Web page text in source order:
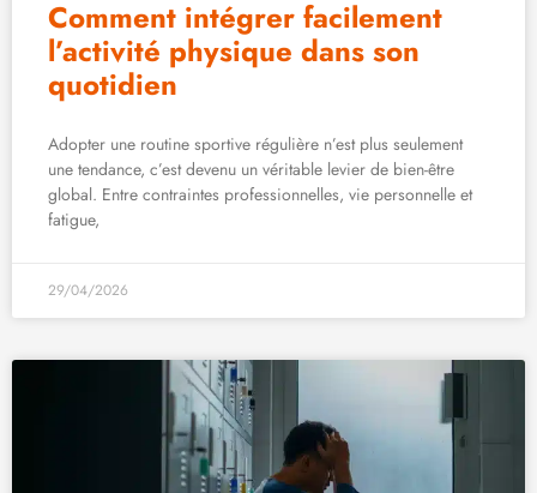
Comment intégrer facilement
l’activité physique dans son
quotidien
Adopter une routine sportive régulière n’est plus seulement
une tendance, c’est devenu un véritable levier de bien-être
global. Entre contraintes professionnelles, vie personnelle et
fatigue,
29/04/2026